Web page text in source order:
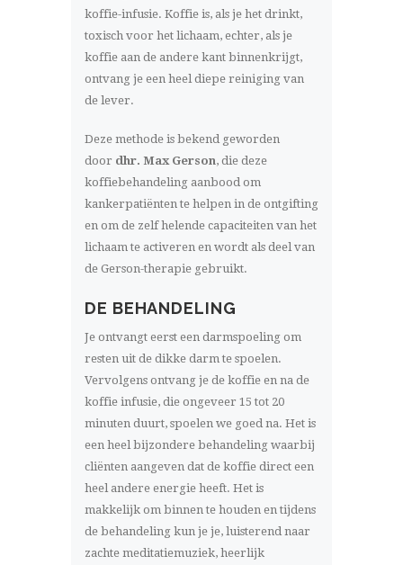
koffie-infusie. Koffie is, als je het drinkt,
toxisch voor het lichaam, echter, als je
koffie aan de andere kant binnenkrijgt,
ontvang je een heel diepe reiniging van
de lever.
Deze methode is bekend geworden
door dhr. Max Gerson, die deze
koffiebehandeling aanbood om
kankerpatiënten te helpen in de ontgifting
en om de zelf helende capaciteiten van het
lichaam te activeren en wordt als deel van
de Gerson-therapie gebruikt.
DE BEHANDELING
Je ontvangt eerst een darmspoeling om
resten uit de dikke darm te spoelen.
Vervolgens ontvang je de koffie en na de
koffie infusie, die ongeveer 15 tot 20
minuten duurt, spoelen we goed na. Het is
een heel bijzondere behandeling waarbij
cliënten aangeven dat de koffie direct een
heel andere energie heeft. Het is
makkelijk om binnen te houden en tijdens
de behandeling kun je je, luisterend naar
zachte meditatiemuziek, heerlijk